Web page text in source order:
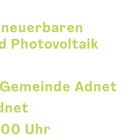
Photovoltaik
Adnet
Uhr